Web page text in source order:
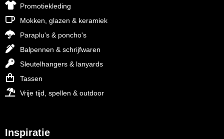
Promotiekleding
Mokken, glazen & keramiek
Paraplu's & poncho's
Balpennen & schrijfwaren
Sleutelhangers & lanyards
Tassen
Vrije tijd, spellen & outdoor
Inspiratie